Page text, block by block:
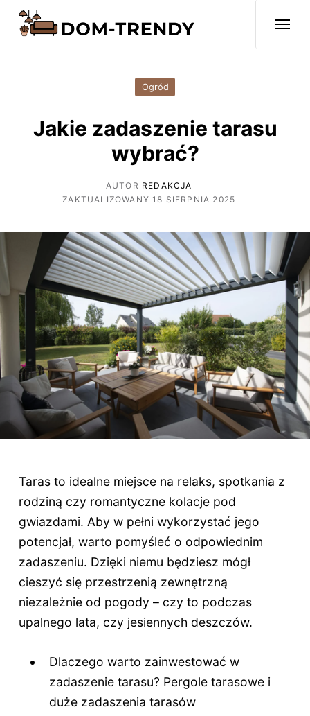
Ogród
Jakie zadaszenie tarasu
wybrać?
AUTOR REDAKCJA
ZAKTUALIZOWANY 18 SIERPNIA 2025
Taras to idealne miejsce na relaks, spotkania z
rodziną czy romantyczne kolacje pod
gwiazdami. Aby w pełni wykorzystać jego
potencjał, warto pomyśleć o odpowiednim
zadaszeniu. Dzięki niemu będziesz mógł
cieszyć się przestrzenią zewnętrzną
niezależnie od pogody – czy to podczas
upalnego lata, czy jesiennych deszczów.
Dlaczego warto zainwestować w
zadaszenie tarasu? Pergole tarasowe i
duże zadaszenia tarasów